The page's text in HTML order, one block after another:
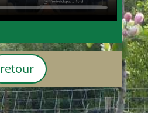
retour